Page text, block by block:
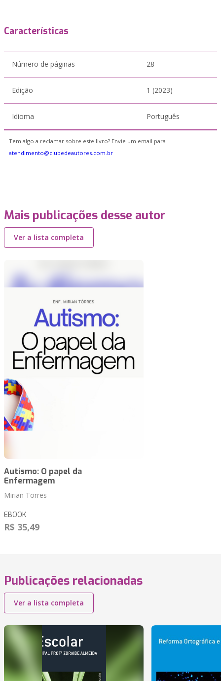
Características
Número de páginas 28
Edição 1 (2023)
Idioma Português
Tem algo a reclamar sobre este livro? Envie um email para
atendimento@clubedeautores.com.br
Mais publicações desse autor
Ver a lista completa
Autismo: O papel da
Enfermagem
Mirian Torres
EBOOK
R$ 35,49
Publicações relacionadas
Ver a lista completa